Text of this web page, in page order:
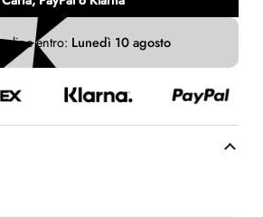
entro: Lunedì 10 agosto